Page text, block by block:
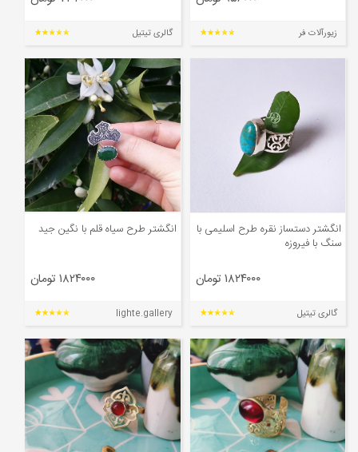
زیورآلات فر گالری تیتیل
انگشتر دستساز نقره طرح اسلیمی با
سنگ با فیروزه
۱۸۲۴۰۰۰ تومان
گالری تیتیل
انگشتر طرح سیاه قلم با نگین جید
۱۸۲۴۰۰۰ تومان
lighte.gallery